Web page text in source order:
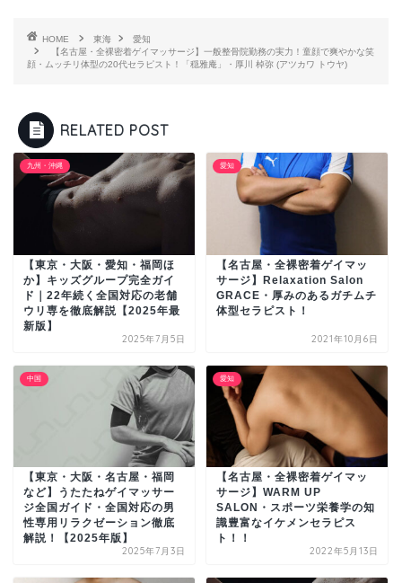
HOME 東海
愛知
【名古屋・全裸密着ゲイマッサージ】一般整骨院勤務の実力！童顔で爽やかな笑
顔・ムッチリ体型の20代セラピスト！「穏雅庵」・厚川 棹弥 (アツカワ トウヤ)
RELATED POST
九州・沖縄
【東京・大阪・愛知・福岡ほ
か】キッズグループ完全ガイ
ド｜22年続く全国対応の老舗
ウリ専を徹底解説【2025年最
新版】
2025年7月5日
愛知
【名古屋・全裸密着ゲイマッ
サージ】Relaxation Salon
GRACE・厚みのあるガチムチ
体型セラピスト！
2021年10月6日
中国
【東京・大阪・名古屋・福岡
など】うたたねゲイマッサー
ジ全国ガイド・全国対応の男
性専用リラクゼーション徹底
解説！【2025年版】
2025年7月3日
愛知
【名古屋・全裸密着ゲイマッ
サージ】WARM UP
SALON・スポーツ栄養学の知
識豊富なイケメンセラピス
ト！！
2022年5月13日